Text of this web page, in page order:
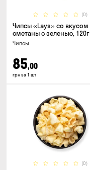
(0)
Чипсы «Lays» со вкусом
сметаны с зеленью, 120г
Чипсы
85,00
грн за 1 шт
(0)